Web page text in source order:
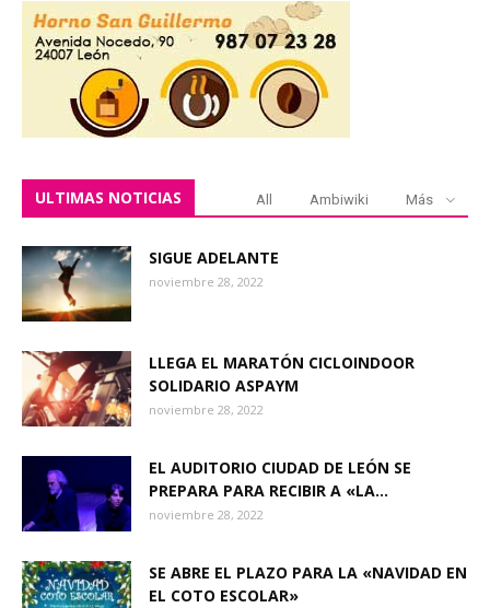
ULTIMAS NOTICIAS All Ambiwiki Más
SIGUE ADELANTE
noviembre 28, 2022
LLEGA EL MARATÓN CICLOINDOOR
SOLIDARIO ASPAYM
noviembre 28, 2022
EL AUDITORIO CIUDAD DE LEÓN SE
PREPARA PARA RECIBIR A «LA...
noviembre 28, 2022
SE ABRE EL PLAZO PARA LA «NAVIDAD EN
EL COTO ESCOLAR»